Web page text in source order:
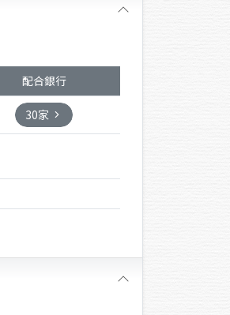
配合銀行
30家